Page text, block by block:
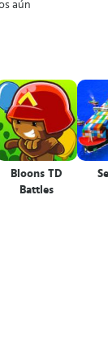
aún
Bloons TD
Battles